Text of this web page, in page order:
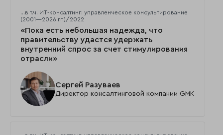
…в т.ч. ИТ-консалтинг: управленческое консультирование
(2001—2026 гг.)/2022
«Пока есть небольшая надежда, что
правительству удастся удержать
внутренний спрос за счет стимулирования
отрасли»
Сергей Разуваев
Директор консалтинговой компании GMK